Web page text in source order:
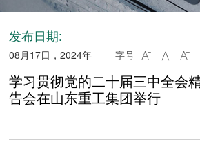
发布日期:
08月17日，2024年 字号   
学习贯彻党的二十届三中全会
告会在山东重工集团举行